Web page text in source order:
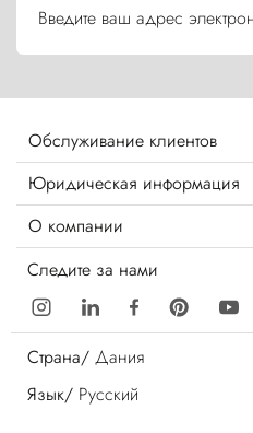
Введите ваш адрес
Обслуживание клиентов
Юридическая информация
О компании
Следите за нами
Страна/ Дания
Язык/ Русский